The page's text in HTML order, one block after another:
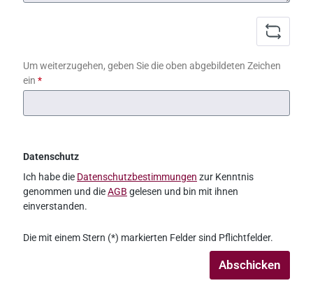
Um weiterzugehen, geben Sie die oben abgebildeten Zeichen
ein *
Datenschutz
Ich habe die Datenschutzbestimmungen zur Kenntnis
genommen und dieAGB gelesen und bin mit ihnen
einverstanden.
Die mit einem Stern (*) markierten Felder sind Pflichtfelder.
Abschicken